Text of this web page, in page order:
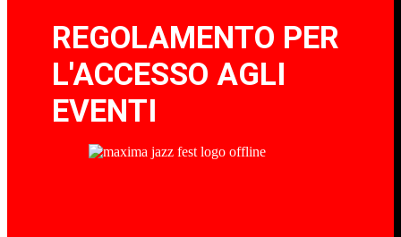
REGOLAMENTO PER
L'ACCESSO AGLI
EVENTI